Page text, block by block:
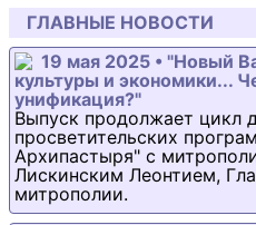
ГЛАВНЫЕ НОВОСТИ
19 мая 2025 • "Новый
культуры и экономики...
унификация?"
Выпуск продолжает цикл
просветительских
Архипастыря" с
Лискинским Леонтием,
митрополии.